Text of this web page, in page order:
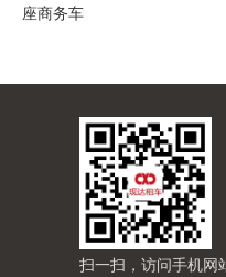
座商务车
扫一扫，访问手机网